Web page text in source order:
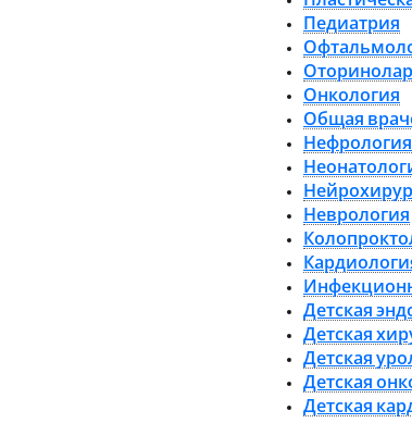
Педиатрия
Онкология
Общая
Нефрология
Неврология
Детская
Детская
Детская
Детская
Детская